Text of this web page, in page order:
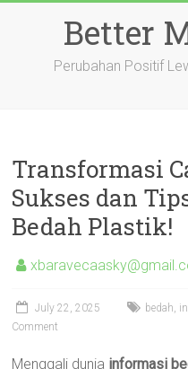
Better
Perubahan Positif
Transformasi
Sukses dan
Bedah Plastik!
July 22, 2025 bedah,
Comment
Menggali dunia informasi